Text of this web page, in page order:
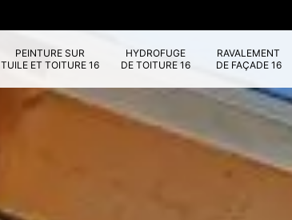
PEINTURE SUR
TUILE ET TOITURE 16
HYDROFUGE
DE TOITURE 16
RAVALEMENT
DE FAÇADE 16